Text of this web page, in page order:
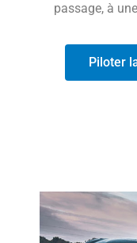
passage, à
Piloter